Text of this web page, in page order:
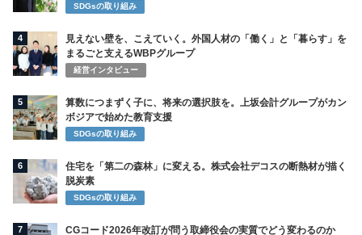
SDGsの取り組み
4
見えない壁を、こえていく。外国人材の「働く」と「暮らす」を
まるごと支えるWBPグループ
経営インタビュー
5
算数につまずく子に、将来の選択肢を。上坂会計グループがカン
ボジアで始めた教育支援
SDGsの取り組み
6
住宅を「第二の森林」に変える。株式会社デコスの断熱材が描く
脱炭素
SDGsの取り組み
7 CGコード2026年改訂が問う取締役会の実質でどう変わるのか